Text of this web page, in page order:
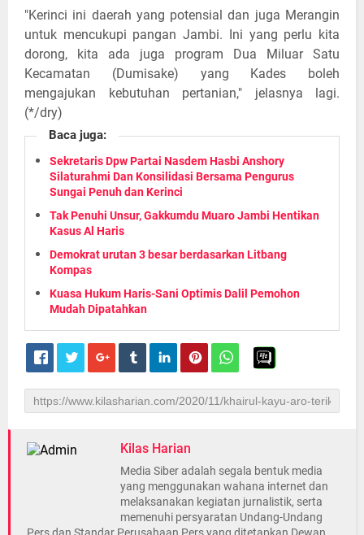
"Kerinci ini daerah yang potensial dan juga Merangin
untuk mencukupi pangan Jambi. Ini yang perlu kita
dorong, kita ada juga program Dua Miluar Satu
Kecamatan (Dumisake) yang Kades boleh
mengajukan kebutuhan pertanian," jelasnya lagi.
(*/dry)
Baca juga:
Sekretaris Dpw Partai Nasdem Hasbi Anshory
Silaturahmi Dan Konsilidasi Bersama Pengurus
Sungai Penuh dan Kerinci
Tak Penuhi Unsur, Gakkumdu Muaro Jambi Hentikan
Kasus Al Haris
Demokrat urutan 3 besar berdasarkan Litbang
Kompas
Kuasa Hukum Haris-Sani Optimis Dalil Pemohon
Mudah Dipatahkan
Kilas Harian
Media Siber adalah segala bentuk media
yang menggunakan wahana internet dan
melaksanakan kegiatan jurnalistik, serta
memenuhi persyaratan Undang-Undang